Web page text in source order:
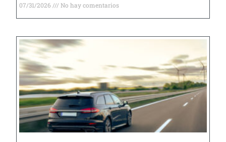
07/31/2026 No hay comentarios